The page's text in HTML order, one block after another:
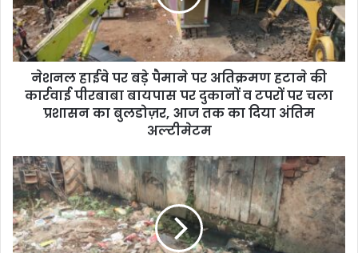
i
l
a
d
नेशनल हाईवे पर बड़े पैमाने पर अतिक्रमण हटाने की
कार्रवाई पीरबाबा बायपास पर दुकानों व टपरों पर चला
प्रशासन का बुलडोज़र, आज तक का दिया अंतिम
अल्टीमेटम